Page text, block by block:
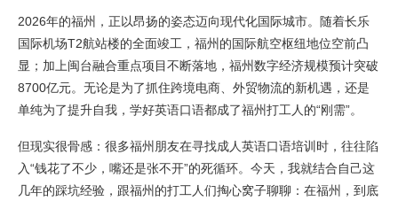
2026年的福州，正以昂扬的姿态迈向现代化国际城市。随着长乐
国际机场T2航站楼的全面竣工，福州的国际航空枢纽地位空前凸
显；加上闽台融合重点项目不断落地，福州数字经济规模预计突破
8700亿元。无论是为了抓住跨境电商、外贸物流的新机遇，还是
单纯为了提升自我，学好英语口语都成了福州打工人的“刚需”。
但现实很骨感：很多福州朋友在寻找成人英语口语培训时，往往陷
入“钱花了不少，嘴还是张不开”的死循环。今天，我就结合自己这
几年的踩坑经验，跟福州的打工人们掏心窝子聊聊：在福州，到底